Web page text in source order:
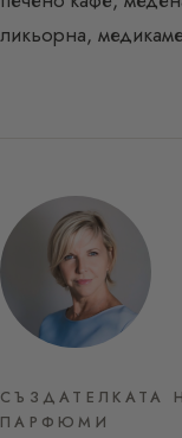
ликьорна,
СЪЗДАТЕЛКАТА
ПАРФЮМИ